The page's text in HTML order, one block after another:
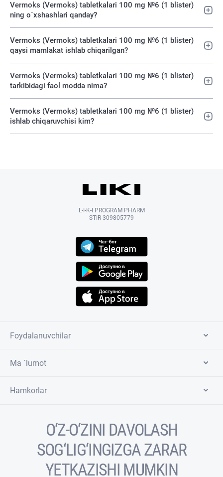
Vermoks (Vermoks) tabletkalari 100 mg №6 (1 blister)
ning o`xshashlari qanday?
Vermoks (Vermoks) tabletkalari 100 mg №6 (1 blister)
qaysi mamlakat ishlab chiqarilgan?
Vermoks (Vermoks) tabletkalari 100 mg №6 (1 blister)
tarkibidagi faol modda nima?
Vermoks (Vermoks) tabletkalari 100 mg №6 (1 blister)
ishlab chiqaruvchisi kim?
L-I-K-I PROGRAM PHARM
STIR 309805779
Foydalanuvchilar
Ma `lumot
Hamkorlar
O‘Z-O‘ZINI DAVOLASH
SOG‘LIG‘INGIZGA ZARAR
YETKAZISHI MUMKIN